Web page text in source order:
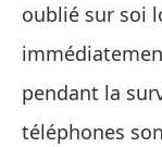
oublié sur soi
pendant la
téléphones